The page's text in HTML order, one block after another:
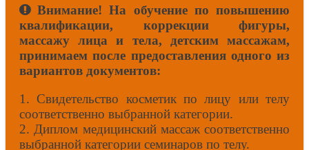
Внимание! На обучение по повышению
квалификации, коррекции фигуры,
массажу лица и тела, детским массажам,
принимаем после предоставления одного из
вариантов документов:
1. Свидетельство косметик по лицу или телу
соответственно выбранной категории.
2. Диплом медицинский массаж соответственно
выбранной категории семинаров по телу.